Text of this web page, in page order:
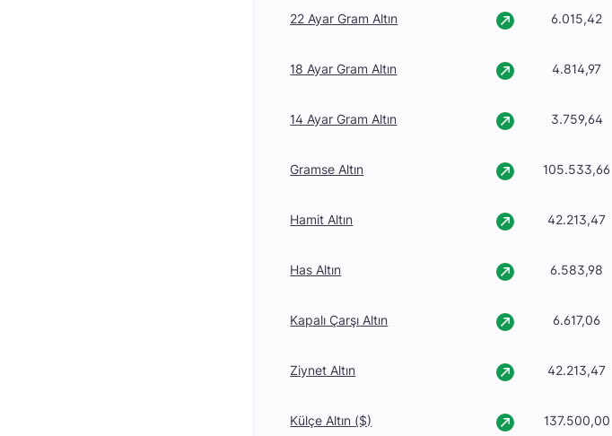
22 Ayar Gram Altın 6.015,42
18 Ayar Gram Altın 4.814,97
14 Ayar Gram Altın 3.759,64
Gramse Altın 105.533,66
Hamit Altın 42.213,47
Has Altın 6.583,98
Kapalı Çarşı Altın 6.617,06
Ziynet Altın 42.213,47
Külçe Altın ($) 137.500,00